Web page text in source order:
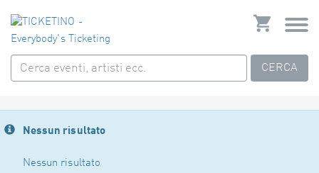
CERCA
Nessun risultato
Nessun risultato